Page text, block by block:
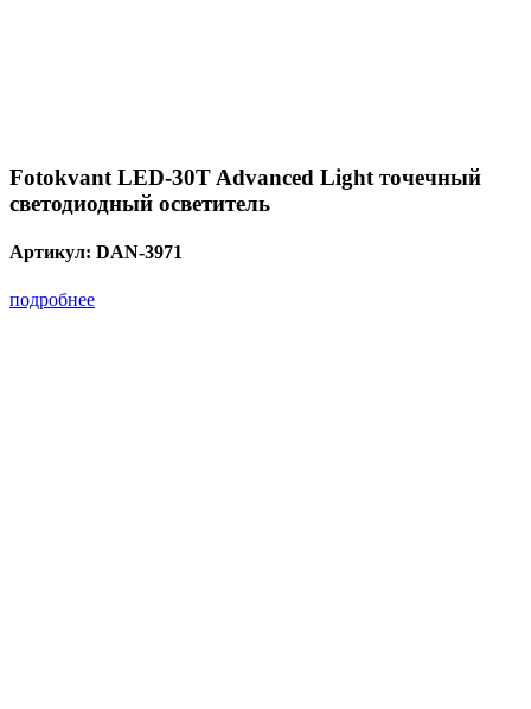
Fotokvant LED-30T Advanced Light точечный
светодиодный осветитель
Артикул: DAN-3971
подробнее